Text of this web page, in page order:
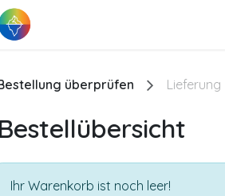
überprüfen Lieferung
Bestellübersicht
Ihr Warenkorb ist noch leer!